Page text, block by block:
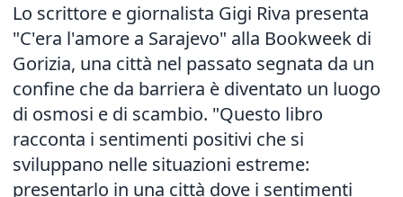
Lo scrittore e giornalista Gigi Riva presenta
"C'era l'amore a Sarajevo" alla Bookweek di
Gorizia, una città nel passato segnata da un
confine che da barriera è diventato un luogo
di osmosi e di scambio. "Questo libro
racconta i sentimenti positivi che si
sviluppano nelle situazioni estreme:
presentarlo in una città dove i sentimenti